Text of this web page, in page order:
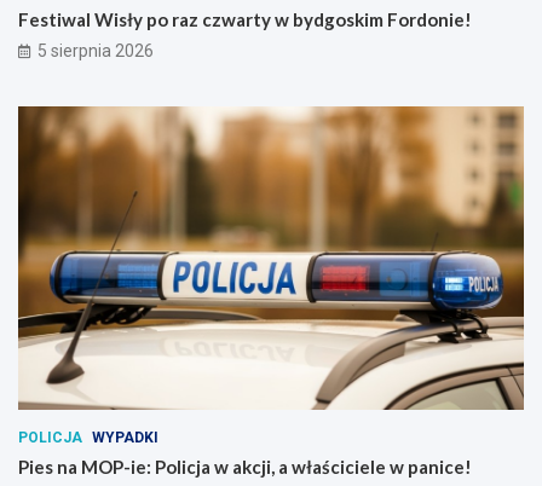
Festiwal Wisły po raz czwarty w bydgoskim Fordonie!
5 sierpnia 2026
POLICJA WYPADKI
Pies na MOP-ie: Policja w akcji, a właściciele w panice!